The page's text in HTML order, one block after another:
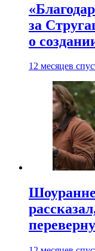
за
о
12 месяцев